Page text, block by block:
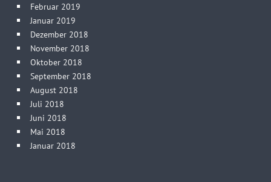
Februar 2019
Januar 2019
Dezember 2018
November 2018
Oktober 2018
September 2018
August 2018
Juli 2018
Juni 2018
Mai 2018
Januar 2018